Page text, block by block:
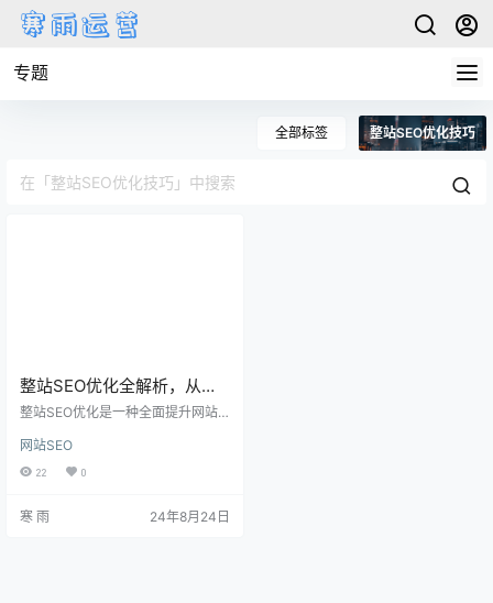
专题
全部标签 整站SEO优化技巧
整站SEO优化全解析，从基
础到进阶的系统优化策略
整站SEO优化是一种全面提升网站
远远超出了单一页面或部分内容的
优化。通过整站优化，网站可以在
现更高的转化率和业务目标。整站
网站SEO
22 0
寒 雨 24年8月24日